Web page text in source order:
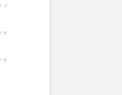
7
5
5